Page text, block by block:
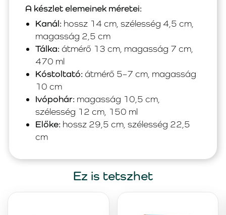
A készlet elemeinek méretei:
Kanál: hossz 14 cm, szélesség 4,5 cm,
magasság 2,5 cm
Tálka: átmérő 13 cm, magasság 7 cm,
470 ml
Kóstoltató: átmérő 5–7 cm, magasság
10 cm
Ivópohár: magasság 10,5 cm,
szélesség 12 cm, 150 ml
Előke: hossz 29,5 cm, szélesség 22,5
cm
Ez is tetszhet